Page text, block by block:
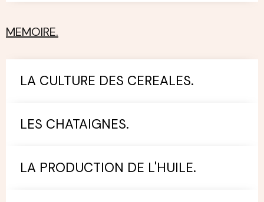
MEMOIRE.
LA CULTURE DES CEREALES.
LES CHATAIGNES.
LA PRODUCTION DE L'HUILE.